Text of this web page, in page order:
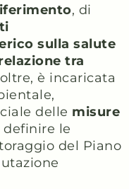
, di
sulla salute
tra
è incaricata
delle misure
definire le
del Piano